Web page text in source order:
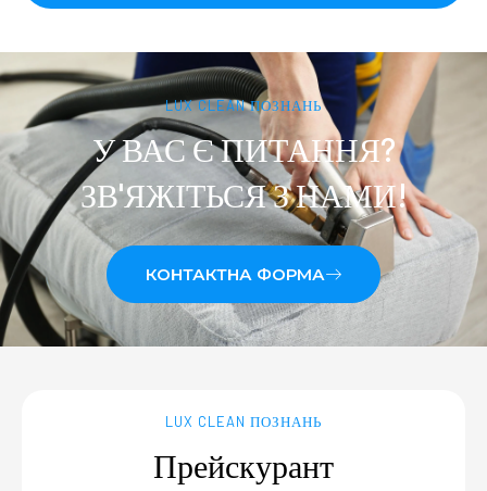
LUX CLEAN ПОЗНАНЬ
У ВАС Є ПИТАННЯ?
ЗВ'ЯЖІТЬСЯ З НАМИ!
КОНТАКТНА ФОРМА
LUX CLEAN ПОЗНАНЬ
Прейскурант